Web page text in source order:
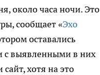
около часа ночи. Это
сообщает «Эхо
оставались
с выявленными в них
хотя на это